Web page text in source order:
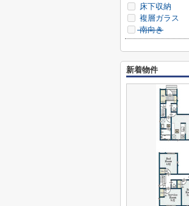
床下収納
複層ガラス
南向き
新着物件